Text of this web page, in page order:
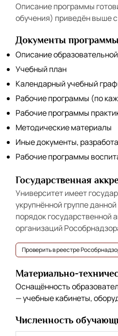
Описание программы
обучения) приведён выше
Документы программы
Описание
Учебный план
Календарный учебный
Рабочие программы (по
Рабочие программы
Методические материалы
Иные документы,
Рабочие программы
Государственная
Университет имеет
укрупнённой группе
порядок государственной
организаций
Проверить в реестре
Материально-
Оснащённость
— учебные кабинеты,
Численность